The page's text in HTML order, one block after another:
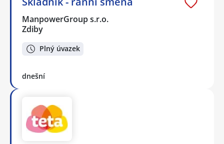
ManpowerGroup s.r.o.
Zdiby
Plný úvazek
dnešní